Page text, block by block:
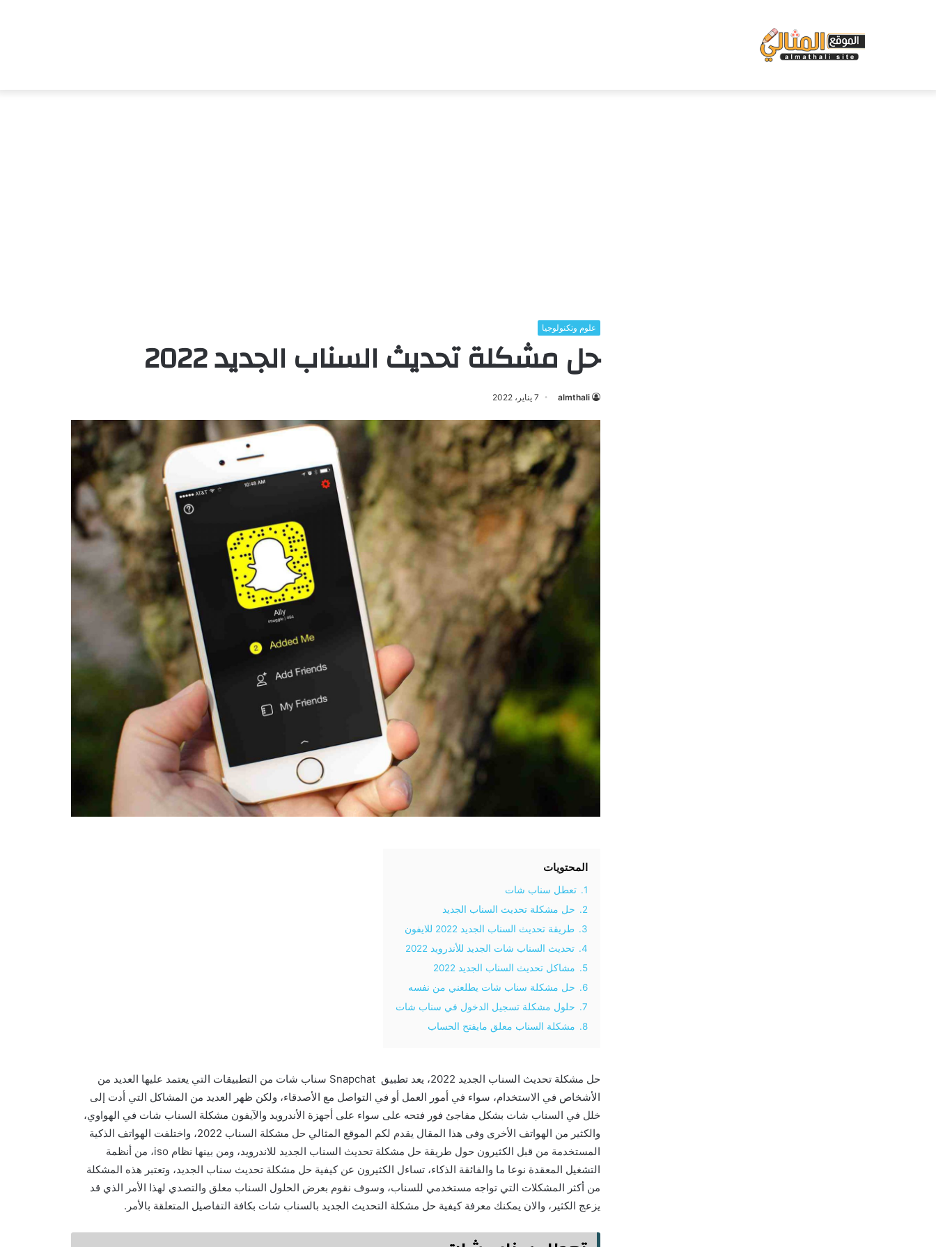
علوم وتكنولوجيا
حل مشكلة تحديث السناب الجديد 2022
almthali 7 يناير، 2022
المحتويات
1.
تعطل سناب شات
2.
حل مشكلة تحديث السناب الجديد
3.
طريقة تحديث السناب الجديد 2022 للايفون
4.
تحديث السناب شات الجديد للأندرويد 2022
5.
مشاكل تحديث السناب الجديد 2022
6.
حل مشكلة سناب شات يطلعني من نفسه
7.
حلول مشكلة تسجيل الدخول في سناب شات
8.
مشكلة السناب معلق مايفتح الحساب
حل مشكلة تحديث السناب الجديد 2022، يعد تطبيق Snapchat سناب شات من التطبيقات التي يعتمد عليها العديد من
الأشخاص في الاستخدام، سواء في أمور العمل أو في التواصل مع الأصدقاء، ولكن ظهر العديد من المشاكل التي أدت إلى
خلل في السناب شات بشكل مفاجئ فور فتحه على سواء على أجهزة الأندرويد والآيفون مشكلة السناب شات في الهواوي،
والكثير من الهواتف الأخرى وفى هذا المقال يقدم لكم الموقع المثالي حل مشكلة السناب 2022، واختلفت الهواتف الذكية
المستخدمة من قبل الكثيرون حول طريقة حل مشكلة تحديث السناب الجديد للاندرويد، ومن بينها نظام iso، من أنظمة
التشغيل المعقدة نوعا ما والفائقة الذكاء، تساءل الكثيرون عن كيفية حل مشكلة تحديث سناب الجديد، وتعتبر هذه المشكلة
من أكثر المشكلات التي تواجه مستخدمي للسناب، وسوف نقوم بعرض الحلول السناب معلق والتصدي لهذا الأمر الذي قد
يزعج الكثير، والان يمكنك معرفة كيفية حل مشكلة التحديث الجديد بالسناب شات بكافة التفاصيل المتعلقة بالأمر.